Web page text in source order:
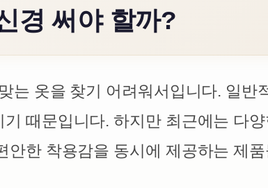
경 써야 할까?
는 옷을 찾기 어려워서입니다. 일반
때문입니다. 하지만 최근에는 다
한 착용감을 동시에 제공하는 제